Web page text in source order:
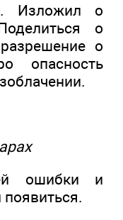
Изложил о
о
о
опасность
ошибки и